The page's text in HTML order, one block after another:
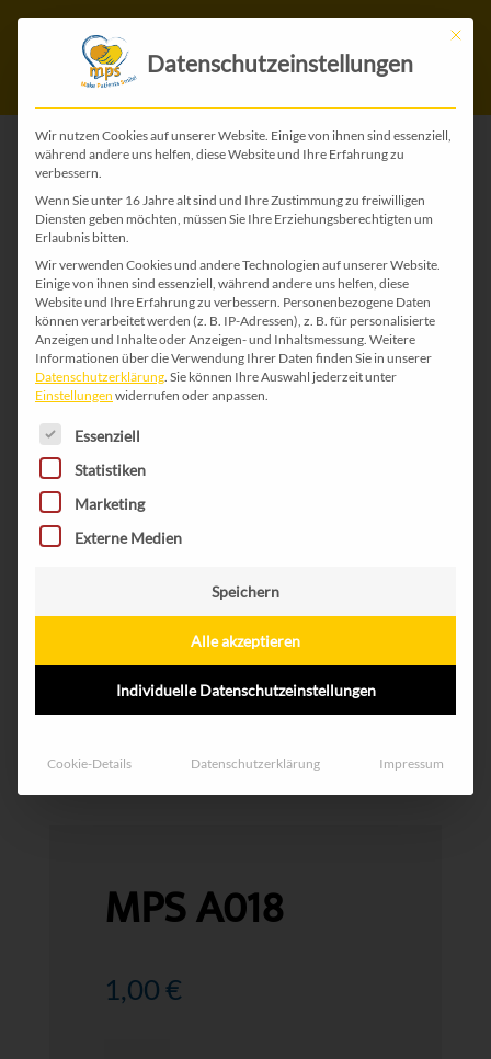
MPS A018
1,00€
Mit
Datenschutzeinstellungen
Wir nutzen Cookies auf unserer Website. Einige von ihnen sind essenziell,
während andere uns helfen, diese Website und Ihre Erfahrung zu
verbessern.
Wenn Sie unter 16 Jahre alt sind und Ihre Zustimmung zu freiwilligen
Diensten geben möchten, müssen Sie Ihre Erziehungsberechtigten um
Erlaubnis bitten.
Wir verwenden Cookies und andere Technologien auf unserer Website.
Einige von ihnen sind essenziell, während andere uns helfen, diese
Website und Ihre Erfahrung zu verbessern. Personenbezogene Daten
können verarbeitet werden (z. B. IP-Adressen), z. B. für personalisierte
Anzeigen und Inhalte oder Anzeigen- und Inhaltsmessung. Weitere
Informationen über die Verwendung Ihrer Daten finden Sie in unserer
Datenschutzerklärung. Sie können Ihre Auswahl jederzeit unter
Einstellungen widerrufen oder anpassen.
Es folgt eine Liste der Service-Gruppen, für die
Essenziell
Statistiken
Marketing
Externe Medien
Speichern
Alle akzeptieren
Individuelle Datenschutzeinstellungen
Cookie-Details Datenschutzerklärung Impressum